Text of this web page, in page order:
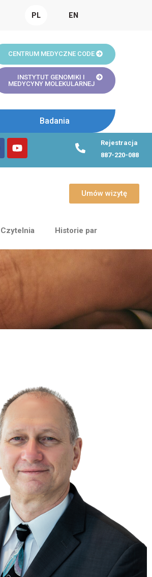
PL EN
CENTRUM MEDYCZNE CODE
INSTYTUT GENOMIKI I
MEDYCYNY MOLEKULARNEJ
Badania
Y
o
h
e
-
a
Rejestracja
887-220-088
Umów wizytę
Czytelnia Historie par